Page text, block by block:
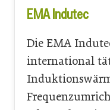
EMA Indutec
Die EMA
international